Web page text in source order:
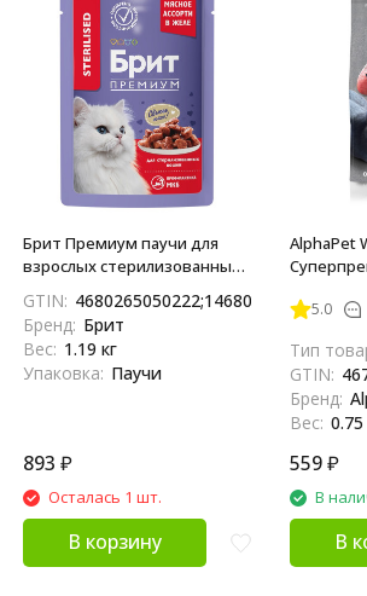
Брит Премиум паучи для
взрослых стерилизованных
потрошками кусочки в желе
- 85 г х 14 шт
GTIN: 4680265050222;14680265050229
Бренд: Брит
Вес: 1.19 кг
Упаковка: Паучи
893 ₽
Осталась 1 шт.
В корзину
AlphaPet
взрослых
5.0
Тип
GTIN:
Бренд:
Вес: 0.75
559₽
В
В